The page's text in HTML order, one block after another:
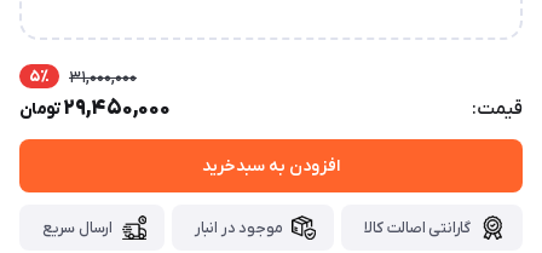
قیمت:
31,000,000 5٪
29,450,000تومان
افزودن به سبدخرید
گارانتی اصالت کالا موجود در انبار ارسال سریع